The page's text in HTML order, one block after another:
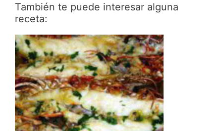
También te puede interesar alguna
receta: